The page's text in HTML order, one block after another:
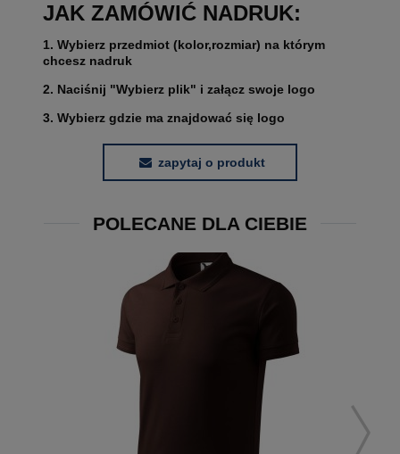
JAK ZAMÓWIĆ NADRUK:
1. Wybierz przedmiot (kolor,rozmiar) na którym
chcesz nadruk
2. Naciśnij "Wybierz plik" i załącz swoje logo
3. Wybierz gdzie ma znajdować się logo
zapytaj o produkt
POLECANE DLA CIEBIE